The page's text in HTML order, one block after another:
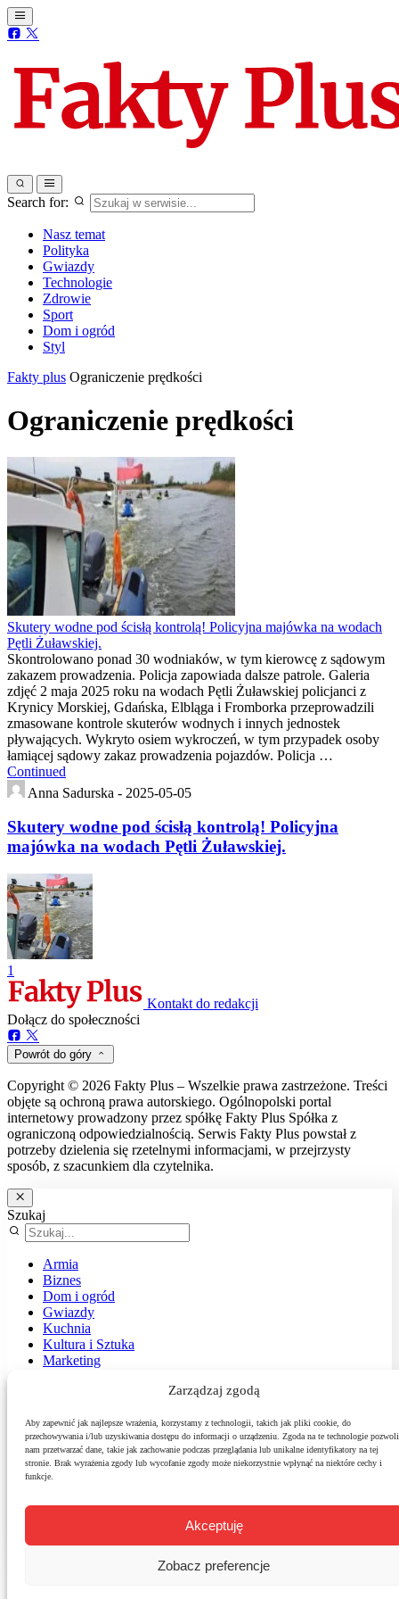
Zarządzaj zgodą
Aby zapewnić jak najlepsze wrażenia, korzystamy z technologii, takich jak pliki cookie, do
przechowywania i/lub uzyskiwania dostępu do informacji o urządzeniu. Zgoda na te technologie pozwoli
nam przetwarzać dane, takie jak zachowanie podczas przeglądania lub unikalne identyfikatory na tej
stronie. Brak wyrażenia zgody lub wycofanie zgody może niekorzystnie wpłynąć na niektóre cechy i
funkcje.
Akceptuję
Zobacz preferencje
Search for:
Nasz temat
Polityka
Gwiazdy
Technologie
Zdrowie
Sport
Dom i ogród
Styl
Fakty plus Ograniczenie prędkości
Ograniczenie prędkości
Skutery wodne pod ścisłą kontrolą! Policyjna majówka na wodach
Pętli Żuławskiej.
Skontrolowano ponad 30 wodniaków, w tym kierowcę z sądowym
zakazem prowadzenia. Policja zapowiada dalsze patrole. Galeria
zdjęć 2 maja 2025 roku na wodach Pętli Żuławskiej policjanci z
Krynicy Morskiej, Gdańska, Elbląga i Fromborka przeprowadzili
zmasowane kontrole skuterów wodnych i innych jednostek
pływających. Wykryto osiem wykroczeń, w tym przypadek osoby
łamiącej sądowy zakaz prowadzenia pojazdów. Policja …
Continued
Anna Sadurska - 2025-05-05
Skutery wodne pod ścisłą kontrolą! Policyjna
majówka na wodach Pętli Żuławskiej.
1
Kontakt do redakcji
Dołącz do społeczności
Powrót do góry
Copyright © 2026 Fakty Plus – Wszelkie prawa zastrzeżone. Treści
objęte są ochroną prawa autorskiego. Ogólnopolski portal
internetowy prowadzony przez spółkę Fakty Plus Spółka z
ograniczoną odpowiedzialnością. Serwis Fakty Plus powstał z
potrzeby dzielenia się rzetelnymi informacjami, w przejrzysty
sposób, z szacunkiem dla czytelnika.
Szukaj
Armia
Biznes
Dom i ogród
Gwiazdy
Kuchnia
Kultura i Sztuka
Marketing
Podróże
Polityka
Sport
Środowisko
Technologie